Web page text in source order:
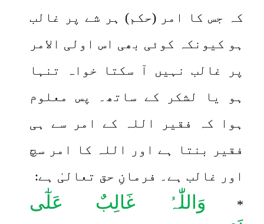
کہ جس کا امر (حکم) ہر شے پر غالب
ہو کیونکہ کوئی بھی اس اولی الامر
پر غالب نہیں آ سکتا خواہ تنہا
ہو یا لشکر کے ساتھ۔ پس معلوم
ہوا کہ فقیر اللہ کے امر سے ہی
فقیر بنتا ہے اور اللہ کا امر سچ
اور غالب ہے۔ فرمانِ حق تعالیٰ ہے:
* وَاللّٰہُ غَالِبٌ عَلٰٓی